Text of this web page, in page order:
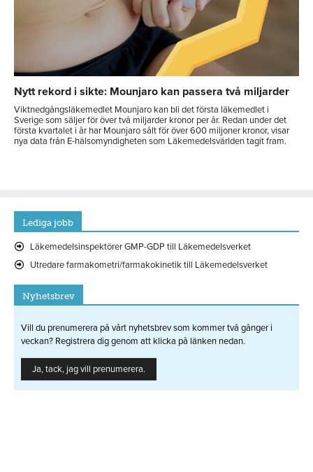
Nytt rekord i sikte: Mounjaro kan passera två miljarder
Viktnedgångsläkemedlet Mounjaro kan bli det första läkemedlet i
Sverige som säljer för över två miljarder kronor per år. Redan under det
första kvartalet i år har Mounjaro sålt för över 600 miljoner kronor, visar
nya data från E-hälsomyndigheten som Läkemedelsvärlden tagit fram.
Lediga jobb
Läkemedelsinspektörer GMP-GDP till Läkemedelsverket
Utredare farmakometri/farmakokinetik till Läkemedelsverket
Nyhetsbrev
Vill du prenumerera på vårt nyhetsbrev som kommer två gånger i
veckan? Registrera dig genom att klicka på länken nedan.
Ja, tack, jag vill prenumerera.